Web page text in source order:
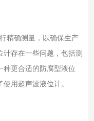
精确测量，以确保生产
存在一些问题，包括测
种更合适的防腐型液位
用超声波液位计。